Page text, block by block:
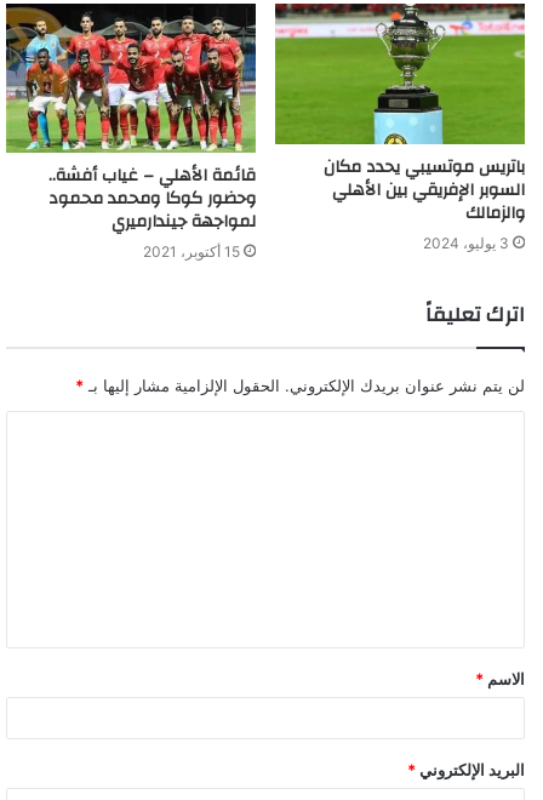
باتريس موتسيبي يحدد مكان
السوبر الإفريقي بين الأهلي
والزمالك
3 يوليو، 2024
قائمة الأهلي – غياب أفشة..
وحضور كوكا ومحمد محمود
لمواجهة جيندارميري
15 أكتوبر، 2021
اترك تعليقاً
لن يتم نشر عنوان بريدك الإلكتروني. الحقول الإلزامية مشار إليها بـ *
الاسم *
البريد الإلكتروني *